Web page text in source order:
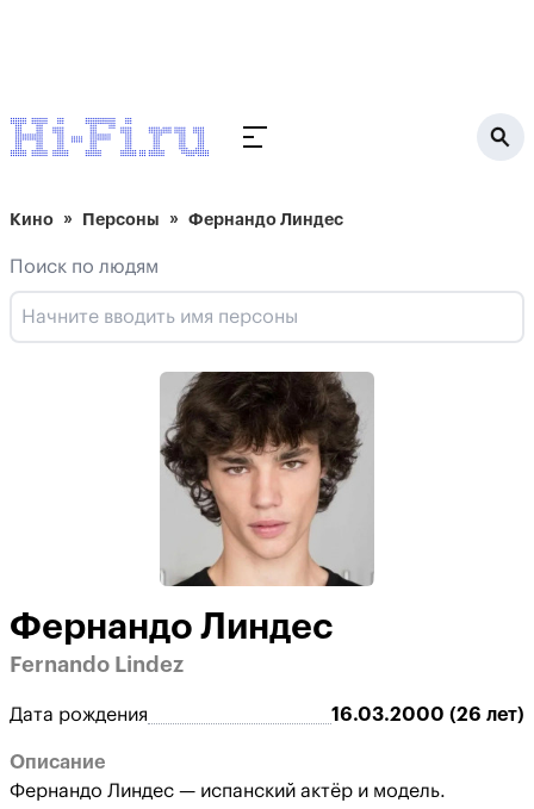
Кино Персоны Фернандо Линдес
Поиск по людям
Фернандо Линдес
Fernando Lindez
Дата рождения 16.03.2000 (26 лет)
Описание
Фернандо Линдес — испанский актёр и модель.